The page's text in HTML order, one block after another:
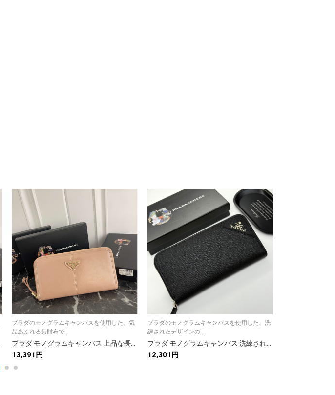
プラダのモノグラムキャンバスを使用した、気
品あふれる長財布で...
プラダ モノグラムキャンバス 上品な長財布 レディース ギフトにも最適な洗練デザイン
13,391円
プラダのモノグラムキャンバスを使用した、洗
練されたデザインの...
プラダ モノグラムキャンバス 洗練された長財布 レディースギフトに最適な上品なデザイン
12,301円